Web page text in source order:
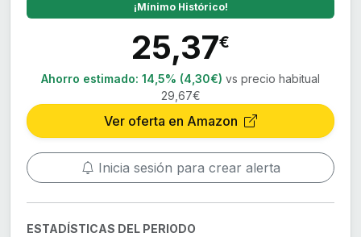
¡Mínimo Histórico!
25,37€
Ahorro estimado: 14,5% (4,30€) vs precio habitual
29,67€
Ver oferta en Amazon
Inicia sesión para crear alerta
ESTADÍSTICAS DEL PERIODO